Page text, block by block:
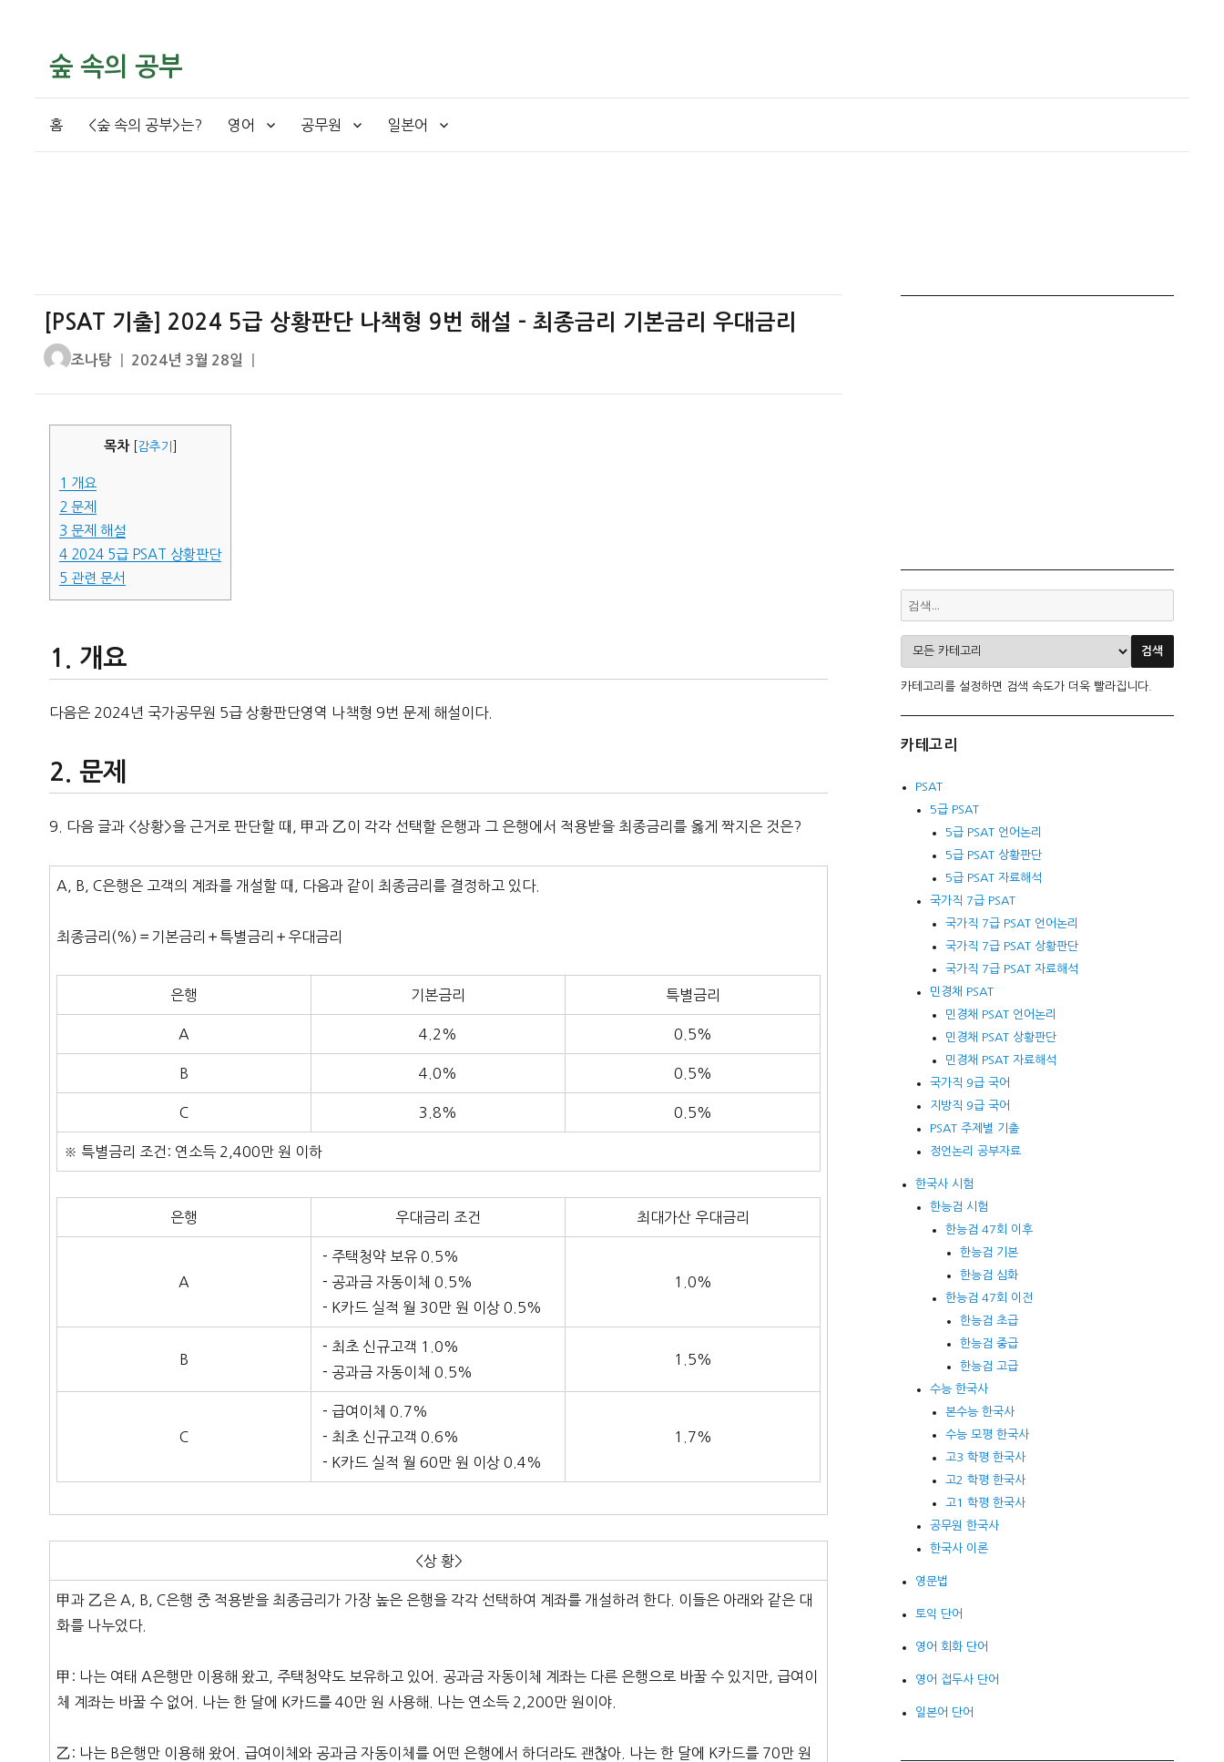
숲 속의 공부
홈 <숲 속의 공부>는? 영어 공무원 일본어
[PSAT 기출] 2024 5급 상황판단 나책형 9번 해설 – 최종금리 기본금리 우대금리
글
조나탕
작
자
2024년 3월 28일
목차 감추기
1 개요
2 문제
3 문제 해설
4 2024 5급 PSAT 상황판단
5 관련 문서
개요
다음은 2024년 국가공무원 5급 상황판단영역 나책형 9번 문제 해설이다.
문제
9. 다음 글과 <상황>을 근거로 판단할 때, 甲과 乙이 각각 선택할 은행과 그 은행에서 적용받을 최종금리를 옳게 짝지은 것은?
A, B, C은행은 고객의 계좌를 개설할 때, 다음과 같이 최종금리를 결정하고 있다.
최종금리(%)＝기본금리＋특별금리＋우대금리
은행 기본금리 특별금리
A 4.2% 0.5%
B 4.0% 0.5%
C 3.8% 0.5%
※ 특별금리 조건: 연소득 2,400만 원 이하
은행 우대금리 조건 최대가산 우대금리
A
－주택청약 보유 0.5%
－공과금 자동이체 0.5%
－K카드 실적 월 30만 원 이상 0.5%
1.0%
B
－최초 신규고객 1.0%
－공과금 자동이체 0.5%
1.5%
C
－급여이체 0.7%
－최초 신규고객 0.6%
－K카드 실적 월 60만 원 이상 0.4%
1.7%
<상 황>
甲과 乙은 A, B, C은행 중 적용받을 최종금리가 가장 높은 은행을 각각 선택하여 계좌를 개설하려 한다. 이들은 아래와 같은 대
화를 나누었다.
甲: 나는 여태 A은행만 이용해 왔고, 주택청약도 보유하고 있어. 공과금 자동이체 계좌는 다른 은행으로 바꿀 수 있지만, 급여이
체 계좌는 바꿀 수 없어. 나는 한 달에 K카드를 40만 원 사용해. 나는 연소득 2,200만 원이야.
乙: 나는 B은행만 이용해 왔어. 급여이체와 공과금 자동이체를 어떤 은행에서 하더라도 괜찮아. 나는 한 달에 K카드를 70만 원
카테고리를 설정하면 검색 속도가 더욱 빨라집니다.
카테고리
PSAT
5급 PSAT
5급 PSAT 언어논리
5급 PSAT 상황판단
5급 PSAT 자료해석
국가직 7급 PSAT
국가직 7급 PSAT 언어논리
국가직 7급 PSAT 상황판단
국가직 7급 PSAT 자료해석
민경채 PSAT
민경채 PSAT 언어논리
민경채 PSAT 상황판단
민경채 PSAT 자료해석
국가직 9급 국어
지방직 9급 국어
PSAT 주제별 기출
정언논리 공부자료
한국사 시험
한능검 시험
한능검 47회 이후
한능검 기본
한능검 심화
한능검 47회 이전
한능검 초급
한능검 중급
한능검 고급
수능 한국사
본수능 한국사
수능 모평 한국사
고3 학평 한국사
고2 학평 한국사
고1 학평 한국사
공무원 한국사
한국사 이론
영문법
토익 단어
영어 회화 단어
영어 접두사 단어
일본어 단어